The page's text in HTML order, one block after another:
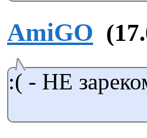
AmiGO
:( - НЕ